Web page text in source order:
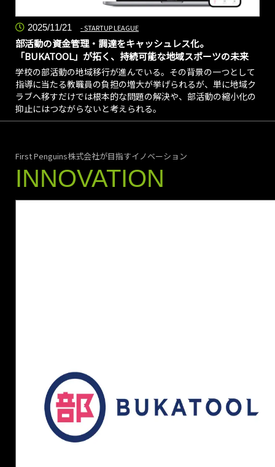
2025/11/21 STARTUP LEAGUE
部活動の資金管理・調達をキャッシュレス化。
「BUKATOOL」が拓く、持続可能な地域スポーツの未来
学校の部活動の地域移行が進んでいる。その背景の一つとして
指導に当たる教職員の負担の増大が挙げられるが、単に地域ク
ラブへ移すだけでは根本的な問題の解決や、部活動の縮小化の
抑止にはつながらないと考えられる。
First Penguins株式会社が目指すイノベーション
INNOVATION